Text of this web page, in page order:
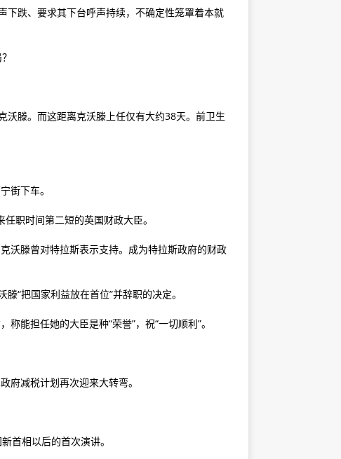
下跌、要求其下台呼声持续，不确定性笼罩着本就
沃滕。而这距离克沃滕上任仅有大约38天。前卫生
街下车。
职时间第二短的英国财政大臣。
沃滕曾对特拉斯表示支持。成为特拉斯政府的财政
“把国家利益放在首位”并辞职的决定。
能担任她的大臣是种“荣誉”，祝“一切顺利”。
府减税计划再次迎来大转弯。
首相以后的首次演讲。